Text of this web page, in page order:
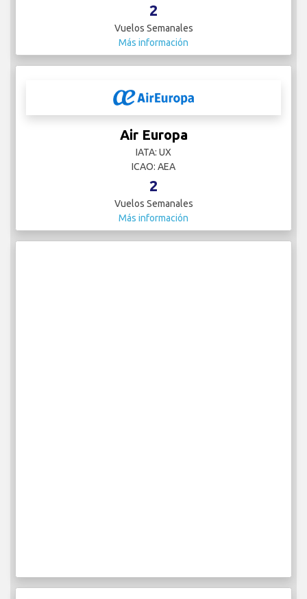
2
Vuelos Semanales
Más información
Air Europa
IATA: UX
ICAO: AEA
2
Vuelos Semanales
Más información